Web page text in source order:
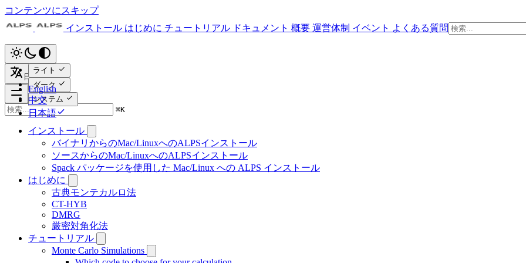
コンテンツにスキップ
インストール はじめに チュートリアル ドキュメント 概要 運営体制 イベント よくある質問
ライト
ダーク
システム
日本語
English
中文
日本語
⌘K
インストール
バイナリからのMac/LinuxへのALPSインストール
ソースからのMac/LinuxへのALPSインストール
Spack パッケージを使用した Mac/Linux への ALPS インストール
はじめに
古典モンテカルロ法
CT-HYB
DMRG
厳密対角化法
チュートリアル
Monte Carlo Simulations